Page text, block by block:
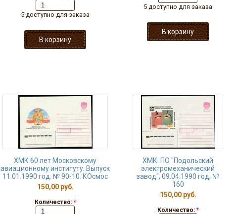
5 доступно для заказа
5 доступно для заказа
ХМК 60 лет Московскому
авиационному институту. Выпуск
11.01.1990 год. № 90-10. КОсмос
150,00 руб.
Количество: *
ХМК. ПО "Подольский
электромеханический
завод", 09.04.1990 год, №
160
150,00 руб.
Количество: *